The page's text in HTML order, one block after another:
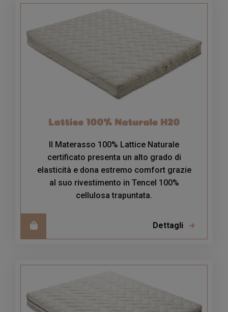
Lattice 100% Naturale H20
Il Materasso 100% Lattice Naturale
certificato presenta un alto grado di
elasticità e dona estremo comfort grazie
al suo rivestimento in Tencel 100%
cellulosa trapuntata.
Dettagli